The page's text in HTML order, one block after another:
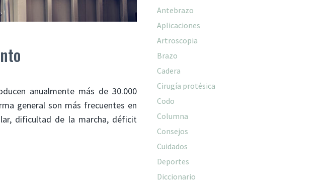
anualmente más de 30.000
general son más frecuentes en
dificultad de la marcha, déficit
Antebrazo
Aplicaciones
Artroscopia
Brazo
Cadera
Cirugía protésica
Codo
Columna
Consejos
Cuidados
Deportes
Diccionario